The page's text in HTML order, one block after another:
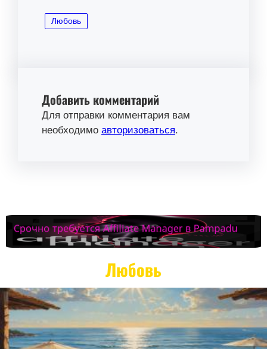
Любовь
Добавить комментарий
Для отправки комментария вам
необходимо авторизоваться.
Любовь